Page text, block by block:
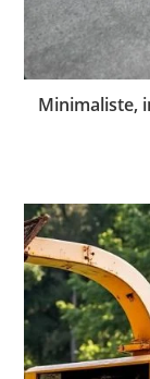
Minimaliste,